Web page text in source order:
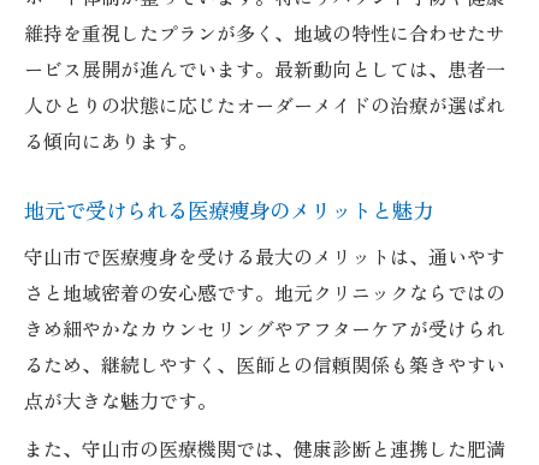
維持を重視したプランが多く、地域の特性に合わせたサ
ービス展開が進んでいます。最新動向としては、患者一
人ひとりの状態に応じたオーダーメイドの治療が選ばれ
る傾向にあります。
地元で受けられる医療痩身のメリットと魅力
守山市で医療痩身を受ける最大のメリットは、通いやす
さと地域密着の安心感です。地元クリニックならではの
きめ細やかなカウンセリングやアフターケアが受けられ
るため、継続しやすく、医師との信頼関係も築きやすい
点が大きな魅力です。
また、守山市の医療機関では、健康診断と連携した肥満